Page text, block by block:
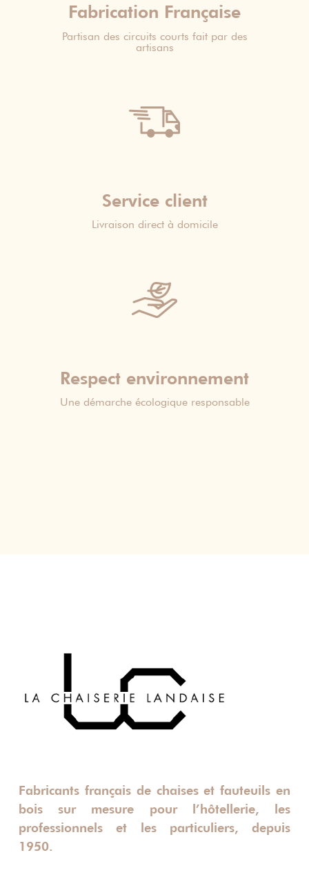
Fabrication Française
Partisan des circuits courts fait par des
artisans
Service client
Livraison direct à domicile
Respect environnement
Une démarche écologique responsable
Fabricants français de chaises et fauteuils en
bois sur mesure pour l’hôtellerie, les
professionnels et les particuliers, depuis
1950.